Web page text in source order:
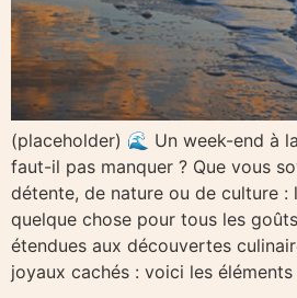
(placeholder) 🌊 Un week-end à
faut-il pas manquer ? Que vous
détente, de nature ou de culture
quelque chose pour tous les
étendues aux découvertes
joyaux cachés : voici les